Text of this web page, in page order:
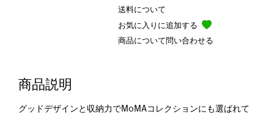
送料について
お気に入りに追加する
商品について問い合わせる
商品説明
グッドデザインと収納力でMoMAコレクションにも選ばれて